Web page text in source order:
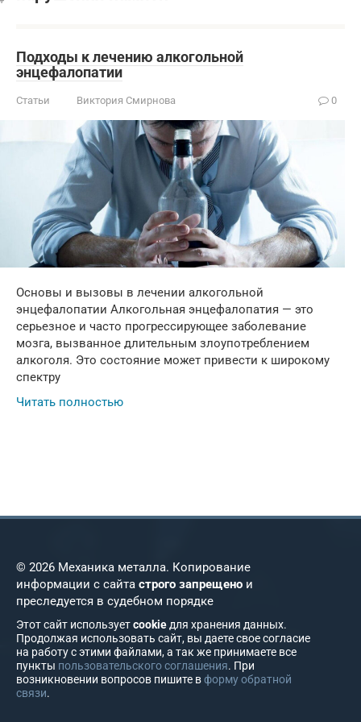
Подходы к лечению алкогольной
энцефалопатии
Статьи Виктория Смирнова 0
Основы и вызовы в лечении алкогольной
энцефалопатии Алкогольная энцефалопатия — это
серьезное и часто прогрессирующее заболевание
мозга, вызванное длительным злоупотреблением
алкоголя. Это состояние может привести к широкому
спектру
Читать полностью
© 2026 Механика металла. Копирование
информации с сайта строго запрещено и
преследуется в судебном порядке
Этот сайт используетcookieдля хранения данных.
Продолжая использовать сайт, вы даете свое согласие
на работу с этими файлами, а так же принимаете все
пункты пользовательского соглашения. При
возникновении вопросов пишите вформу обратной
связи.